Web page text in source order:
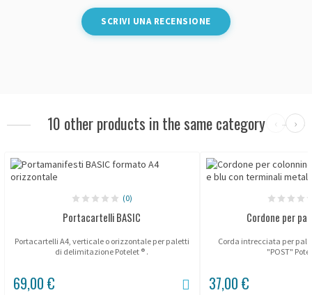
SCRIVI UNA RECENSIONE
10 other products in the same category ‹ ›
(0)
Portacartelli BASIC
Portacartelli A4, verticale o orizzontale per paletti
di delimitazione Potelet ® .
69,00 €
Cordone per
Corda intrecciata per
"POST"
37,00 €